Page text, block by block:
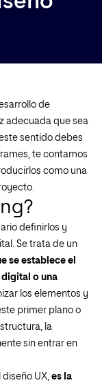
de
adecuada que sea
sentido debes
te contamos
como una
definirlos y
Se trata de un
se establece el
o una
los elementos y
primer plano o
la
sin entrar en
UX, es la